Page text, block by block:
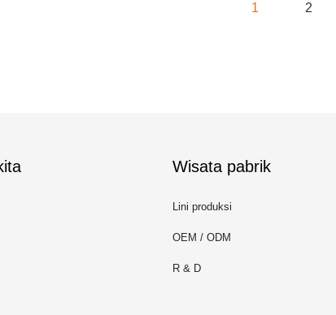
1 2
Wisata pabrik
Lini produksi
OEM / ODM
R & D